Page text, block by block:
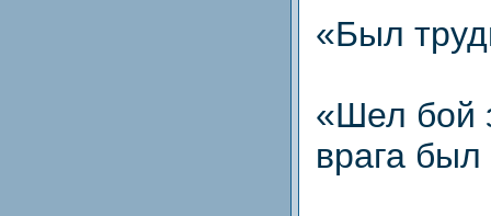
«Был
«Шел бой
врага